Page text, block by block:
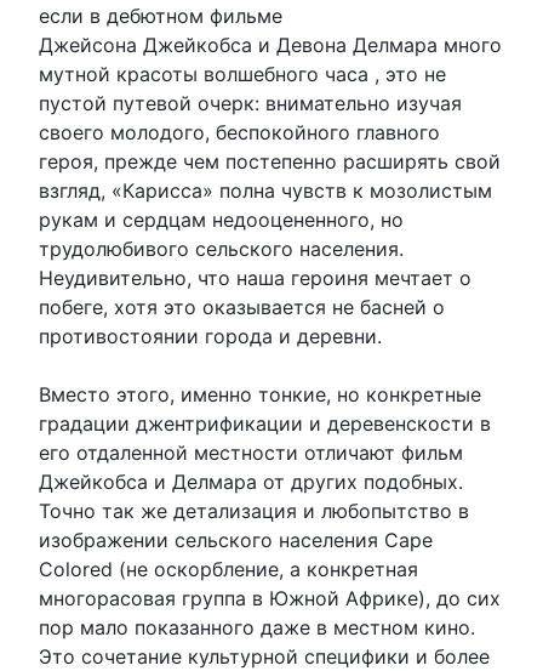
если в дебютном фильме
Джейсона Джейкобса и Девона Делмара много
мутной красоты волшебного часа , это не
пустой путевой очерк: внимательно изучая
своего молодого, беспокойного главного
героя, прежде чем постепенно расширять свой
взгляд, «Карисса» полна чувств к мозолистым
рукам и сердцам недооцененного, но
трудолюбивого сельского населения.
Неудивительно, что наша героиня мечтает о
побеге, хотя это оказывается не басней о
противостоянии города и деревни.
Вместо этого, именно тонкие, но конкретные
градации джентрификации и деревенскости в
его отдаленной местности отличают фильм
Джейкобса и Делмара от других подобных.
Точно так же детализация и любопытство в
изображении сельского населения Cape
Colored (не оскорбление, а конкретная
многорасовая группа в Южной Африке), до сих
пор мало показанного даже в местном кино.
Это сочетание культурной специфики и более